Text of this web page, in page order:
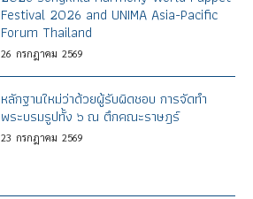
Festival 2026 and UNIMA Asia-Pacific
Forum Thailand
26 กรกฎาคม 2569
หลักฐานใหม่ว่าด้วยผู้รับผิดชอบ การจัดทำ
พระบรมรูปทั้ง ๖ ณ ตึกคณะราษฎร์
23 กรกฎาคม 2569